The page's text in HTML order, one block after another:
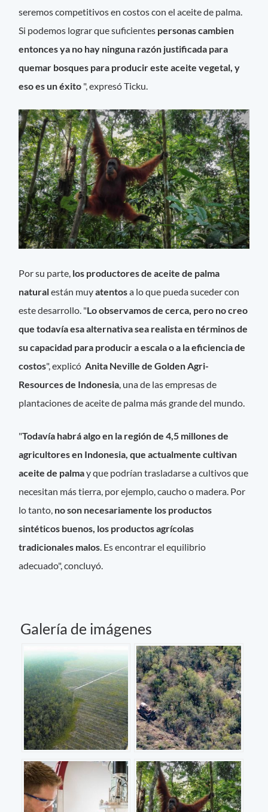
seremos competitivos en costos con el aceite de palma.
Si podemos lograr que suficientes personas cambien
entonces ya no hay ninguna razón justificada para
quemar bosques para producir este aceite vegetal, y
eso es un éxito ", expresó Ticku.
Por su parte, los productores de aceite de palma
naturalestán muyatentosa lo que pueda suceder con
este desarrollo. "Lo observamos de cerca, pero no creo
que todavía esa alternativa sea realista en términos de
su capacidad para producir a escala o a la eficiencia de
costos", explicó Anita Neville de Golden Agri-
Resources de Indonesia , una de las empresas de
plantaciones de aceite de palma más grande del mundo.
"Todavía habrá algo en la región de 4,5 millones de
agricultores en Indonesia, que actualmente cultivan
aceite de palmay que podrían trasladarse a cultivos que
necesitan más tierra, por ejemplo, caucho o madera. Por
lo tanto, no son necesariamente los productos
sintéticos buenos, los productos agrícolas
tradicionales malos. Es encontrar el equilibrio
adecuado", concluyó.
Galería de imágenes